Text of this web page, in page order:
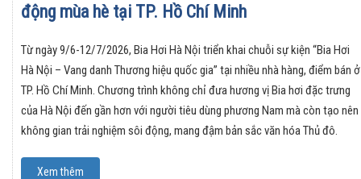
động mùa hè tại TP. Hồ Chí Minh
Từ ngày 9/6-12/7/2026, Bia Hơi Hà Nội triển khai chuỗi sự kiện “Bia Hơi
Hà Nội – Vang danh Thương hiệu quốc gia” tại nhiều nhà hàng, điểm bán ở
TP. Hồ Chí Minh. Chương trình không chỉ đưa hương vị Bia hơi đặc trưng
của Hà Nội đến gần hơn với người tiêu dùng phương Nam mà còn tạo nên
không gian trải nghiệm sôi động, mang đậm bản sắc văn hóa Thủ đô.
Xem thêm